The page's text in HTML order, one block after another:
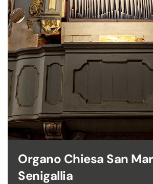
Organo Chiesa San
Senigallia